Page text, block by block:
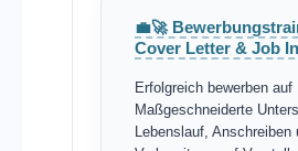
💼🚀
Cover Letter & Job
Erfolgreich bewerben auf
Maßgeschneiderte
Lebenslauf,